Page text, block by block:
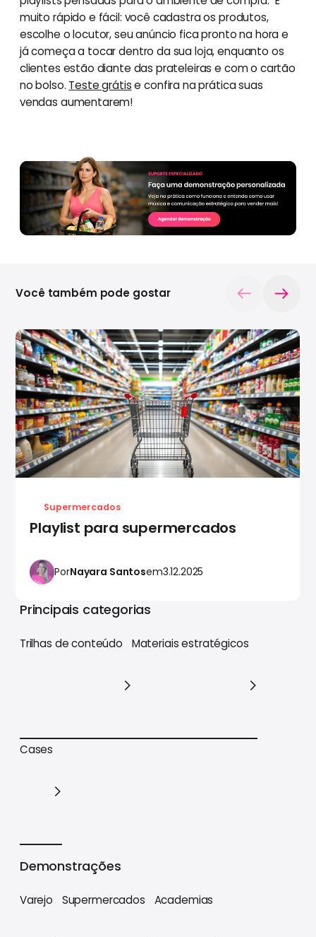
muito rápido e fácil: você cadastra os produtos,
escolhe o locutor, seu anúncio fica pronto na hora e
já começa a tocar dentro da sua loja, enquanto os
clientes estão diante das prateleiras e com o cartão
no bolso. Teste grátise confira na prática suas
vendas aumentarem!
Supermercados
Playlist para supermercados
PorNayara Santosem3.12.2025
Você também pode gostar
Principais categorias
Trilhas de conteúdo
Trilhas de conteúdo
Materiais estratégicos
Cases
Demonstrações
Varejo Supermercados Academias